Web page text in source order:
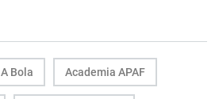
A Bola Academia APAF